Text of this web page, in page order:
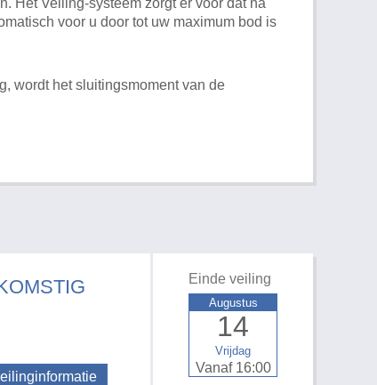
Het Veiling-systeem zorgt er voor dat na
voor u door tot uw maximum bod is
wordt het sluitingsmoment van de
Einde veiling
Vrijdag
14
Augustus
Vanaf 16:00